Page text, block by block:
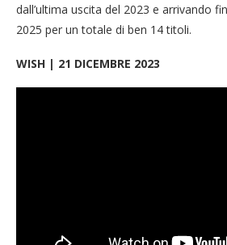
dall’ultima uscita del 2023 e arrivando
2025 per un totale di ben 14 titoli.
WISH | 21 DICEMBRE 2023